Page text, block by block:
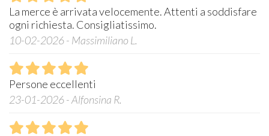
La merce è arrivata velocemente. Attenti a soddisfare
ogni richiesta. Consigliatissimo.
10-02-2026 - Massimiliano L.
Persone eccellenti
23-01-2026 - Alfonsina R.